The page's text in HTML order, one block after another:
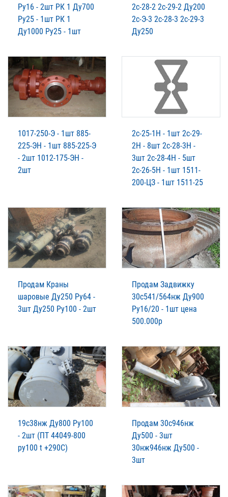
Ру16 - 2шт РК 1 Ду700
Ру25 - 1шт РК 1
Ду1000 Ру25 - 1шт
2с-28-2 2с-29-2 Ду200
2с-Э-3 2с-28-3 2с-29-3
Ду250
1017-250-Э - 1шт 885-
225-ЭН - 1шт 885-225-Э
- 2шт 1012-175-ЭН -
2шт
2с-25-1Н - 1шт 2с-29-
2Н - 8шт 2с-28-3Н -
3шт 2с-28-4Н - 5шт
2с-26-5Н - 1шт 1511-
200-ЦЗ - 1шт 1511-25
Продам Краны
шаровые Ду250 Ру64 -
3шт Ду250 Ру100 - 2шт
Продам Задвижку
30с541/564нж Ду900
Ру16/20 - 1шт цена
500.000р
19с38нж Ду800 Ру100
- 2шт (ПТ 44049-800
ру100 t +290C)
Продам 30с946нж
Ду500 - 3шт
30нж946нж Ду500 -
3шт